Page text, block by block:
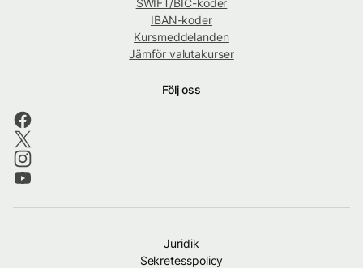
IBAN-koder
Kursmeddelanden
Jämför valutakurser
Följ oss
Juridik
Sekretesspolicy